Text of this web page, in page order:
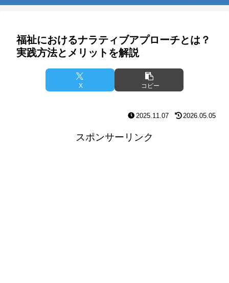
福祉におけるナラティブアプローチとは？
実践方法とメリットを解説
X コピー
2025.11.07 2026.05.05
スポンサーリンク